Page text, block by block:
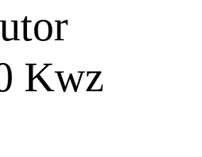
Kwz